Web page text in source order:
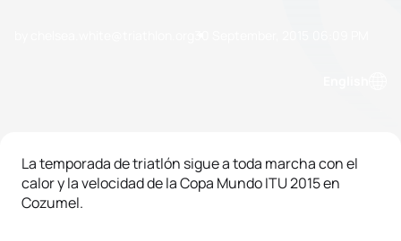
La temporada de triatlón sigue a toda marcha con el
calor y la velocidad de la Copa Mundo ITU 2015 en
Cozumel.